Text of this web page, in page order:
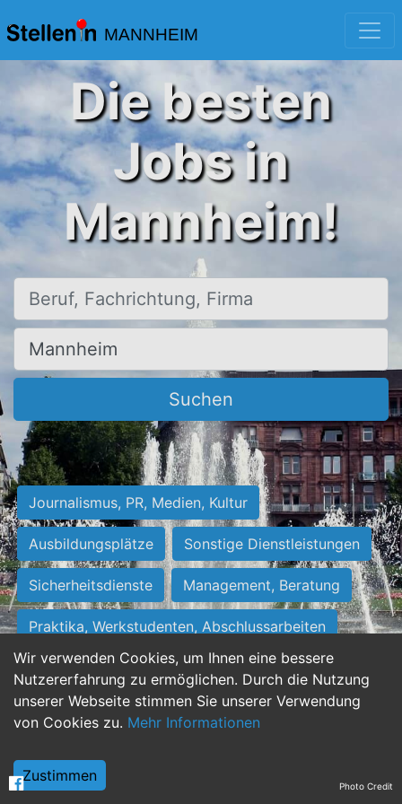
MANNHEIM
Wir verwenden Cookies, um Ihnen eine bessere
Nutzererfahrung zu ermöglichen. Durch die Nutzung
unserer Webseite stimmen Sie unserer Verwendung
von Cookies zu. Mehr Informationen
Zustimmen
Die besten
Jobs in
Mannheim!
Beruf, Fachrichtung, Firma
Ort, Stadt
Suchen
Journalismus, PR, Medien, Kultur
Ausbildungsplätze Sonstige Dienstleistungen
Sicherheitsdienste Management, Beratung
Praktika, Werkstudenten, Abschlussarbeiten
Personalwesen Assistenz, Sekretariat
Hilfskräfte, Aushilfs- und Nebenjobs
Weiterbildung, Studium, duale Ausbildung Photo Credit